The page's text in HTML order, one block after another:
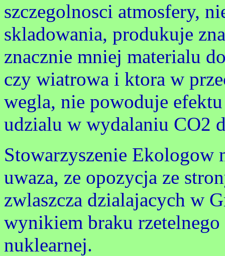
szczegolnosci atmosfery,
skladowania, produkuje
znacznie mniej materialu
czy wiatrowa i ktora w
wegla, nie powoduje
udzialu w wydalaniu CO2
Stowarzyszenie Ekologow
uwaza, ze opozycja ze
zwlaszcza dzialajacych w
wynikiem braku
nuklearnej.